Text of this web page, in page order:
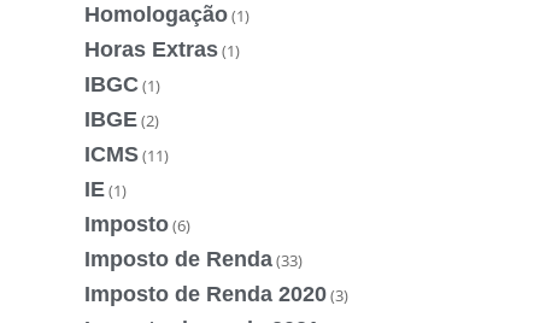
Homologação(1)
Horas Extras(1)
IBGC(1)
IBGE(2)
ICMS(11)
IE(1)
Imposto(6)
Imposto de Renda(33)
Imposto de Renda 2020(3)